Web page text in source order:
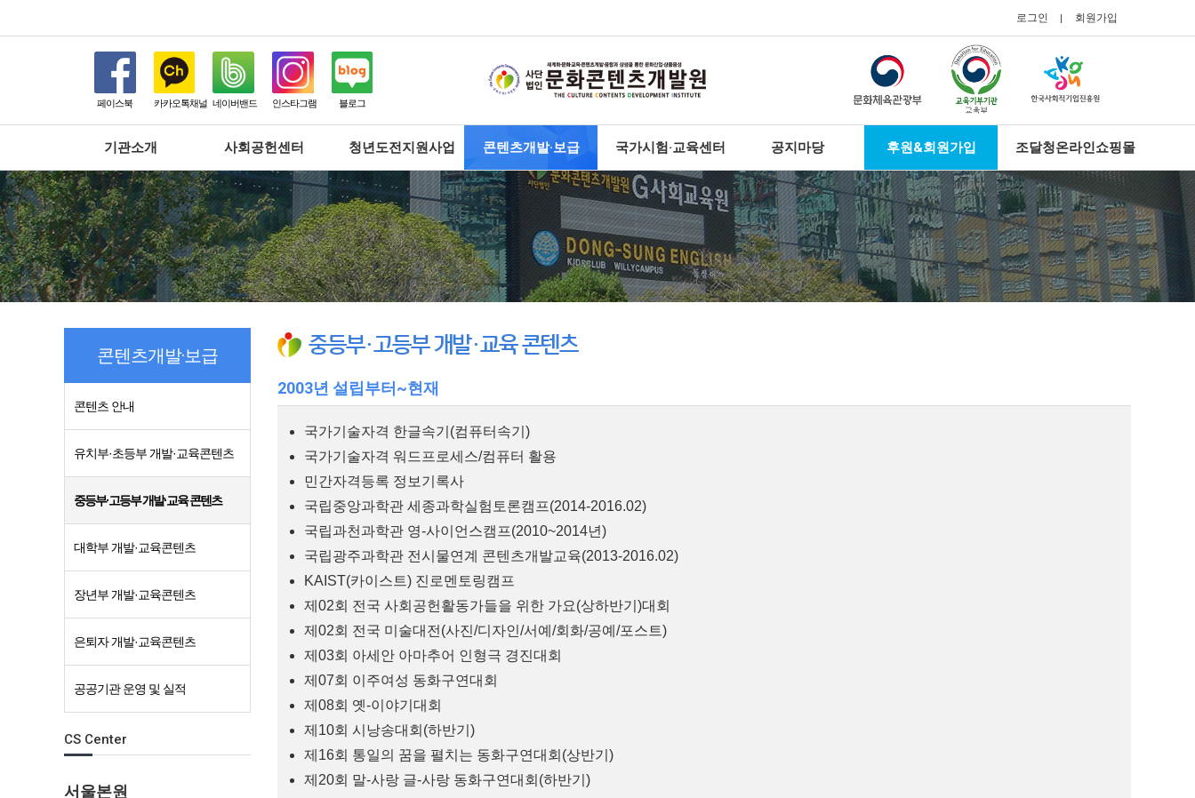
로그인 회원가입
페이스북 카카오톡채널 네이버밴드 인스타그램 블로그
기관소개 사회공헌센터 청년도전지원사업 콘텐츠개발·보급 국가시험·교육센터 공지마당 후원&회원가입 조달청온라인쇼핑몰
중등부·고등부 개발·교육 콘텐츠
2003년 설립부터~현재
국가기술자격 한글속기(컴퓨터속기)
국가기술자격 워드프로세스/컴퓨터 활용
민간자격등록 정보기록사
국립중앙과학관 세종과학실험토론캠프(2014-2016.02)
국립과천과학관 영-사이언스캠프(2010~2014년)
국립광주과학관 전시물연계 콘텐츠개발교육(2013-2016.02)
KAIST(카이스트) 진로멘토링캠프
제02회 전국 사회공헌활동가들을 위한 가요(상하반기)대회
제02회 전국 미술대전(사진/디자인/서예/회화/공예/포스트)
제03회 아세안 아마추어 인형극 경진대회
제07회 이주여성 동화구연대회
제08회 옛-이야기대회
제10회 시낭송대회(하반기)
제16회 통일의 꿈을 펼치는 동화구연대회(상반기)
제20회 말-사랑 글-사랑 동화구연대회(하반기)
콘텐츠개발·보급
콘텐츠 안내
유치부·초등부 개발·교육콘텐츠
중등부·고등부 개발·교육 콘텐츠
대학부 개발·교육콘텐츠
장년부 개발·교육콘텐츠
은퇴자 개발·교육콘텐츠
공공기관 운영 및 실적
CS Center
서울본원